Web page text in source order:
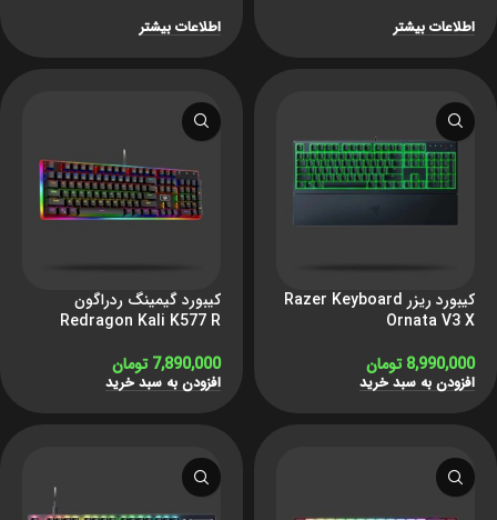
اطلاعات بیشتر اطلاعات بیشتر
کیبورد ریزر Razer Keyboard
Ornata V3 X
8,990,000 تومان
افزودن به سبد خرید
کیبورد گیمینگ ردراگون
Redragon Kali K577 R
7,890,000 تومان
افزودن به سبد خرید